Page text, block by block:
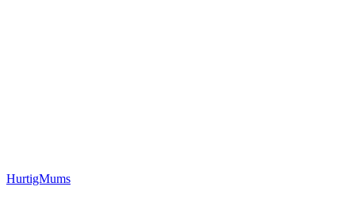
HurtigMums